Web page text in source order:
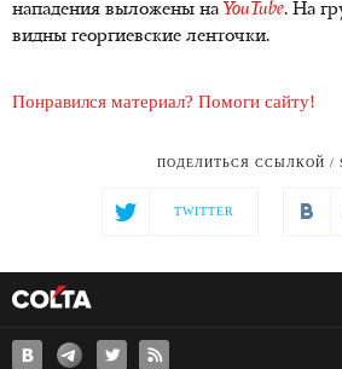
нападения выложены на YouTube. На
видны георгиевские ленточки.
Понравился материал? Помоги сайту!
ПОДЕЛИТЬСЯ ССЫЛКОЙ /
TWITTER